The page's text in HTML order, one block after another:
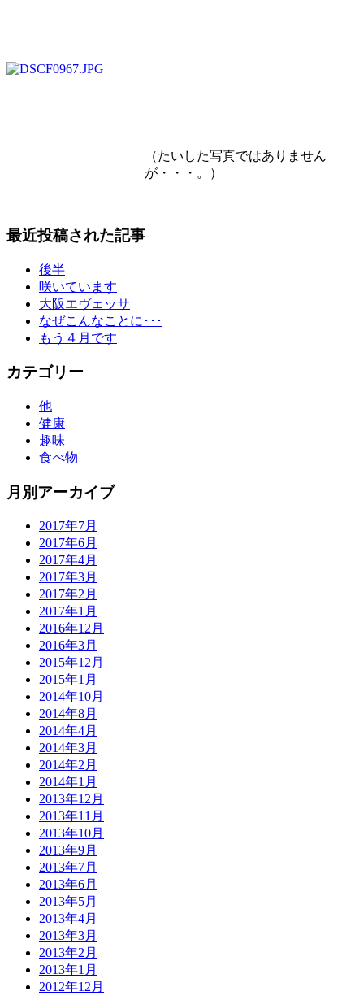
（たいした写真ではありません
が・・・。）
最近投稿された記事
後半
咲いています
大阪エヴェッサ
なぜこんなことに･･･
もう４月です
カテゴリー
他
健康
趣味
食べ物
月別アーカイブ
2017年7月
2017年6月
2017年4月
2017年3月
2017年2月
2017年1月
2016年12月
2016年3月
2015年12月
2015年1月
2014年10月
2014年8月
2014年4月
2014年3月
2014年2月
2014年1月
2013年12月
2013年11月
2013年10月
2013年9月
2013年7月
2013年6月
2013年5月
2013年4月
2013年3月
2013年2月
2013年1月
2012年12月